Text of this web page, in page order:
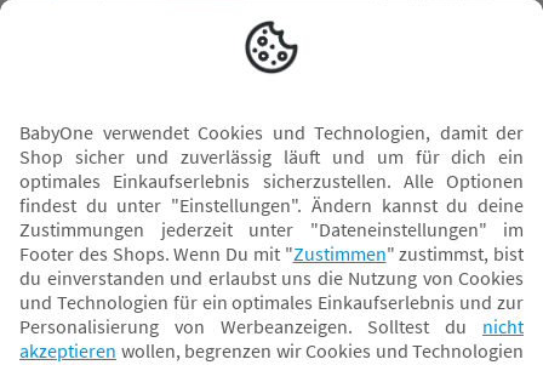
Versand mit
* Alle Preise inkl. MwSt. und ggf. zzgl.Versandkosten. Der dargestellte Preis gilt -
abhängig von der von dir gewählten Option - im BabyOne-Onlineshop oder bei
Abholung in dem von dir gewählten BabyOne-Franchise-Betrieb. Der für den